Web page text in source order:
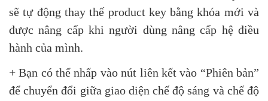
sẽ tự động thay thế product key bằng khóa mới và
được nâng cấp khi người dùng nâng cấp hệ điều
hành của mình.
+ Bạn có thể nhấp vào nút liên kết vào “Phiên bản”
để chuyển đổi giữa giao diện chế độ sáng và chế độ